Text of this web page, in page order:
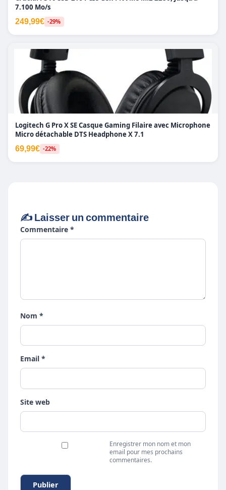
7.100 Mo/s
249,99€ -29%
Logitech G Pro X SE Casque Gaming Filaire avec Microphone
Micro détachable DTS Headphone X 7.1
69,99€ -22%
✍️ Laisser un commentaire
Commentaire *
Nom *
Email *
Site web
Enregistrer mon nom et mon
email pour mes prochains
commentaires.